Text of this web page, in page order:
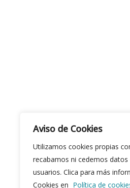
Aviso de Cookies
Utilizamos cookies propias
recabamos ni cedemos
usuarios. Clica para más
Cookies en Política de